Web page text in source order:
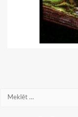
Meklēt: